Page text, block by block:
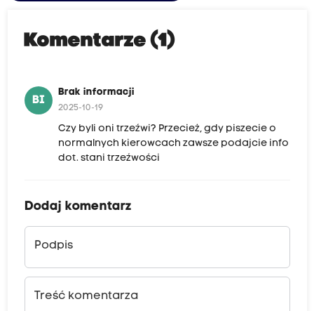
Komentarze (1)
BI
Brak informacji
2025-10-19
Czy byli oni trzeźwi? Przecież, gdy piszecie o
normalnych kierowcach zawsze podajcie info
dot. stani trzeźwości
Dodaj komentarz
Podpis
Treść komentarza